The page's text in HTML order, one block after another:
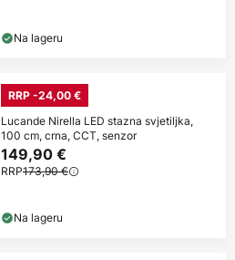
Na lageru
RRP -24,00 €
Lucande Nirella LED stazna svjetiljka,
100 cm, crna, CCT, senzor
149,90 €
RRP173,90 €
Na lageru